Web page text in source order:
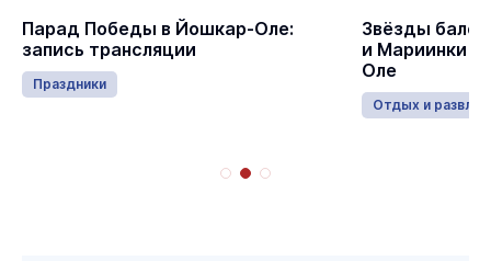
Парад Победы в Йошкар-Оле:
запись трансляции
Праздники
Звёзды
и Мариинки
Оле
Отдых и